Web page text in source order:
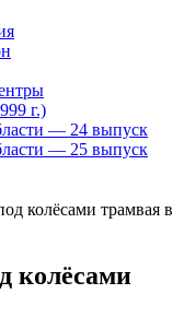
г.)
— 24 выпуск
— 25 выпуск
колёсами трамвая в
колёсами